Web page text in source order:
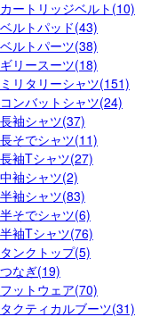
カートリッジベルト(10)
ベルトパッド(43)
ベルトパーツ(38)
ギリースーツ(18)
ミリタリーシャツ(151)
コンバットシャツ(24)
長袖シャツ(37)
長そでシャツ(11)
長袖Tシャツ(27)
中袖シャツ(2)
半袖シャツ(83)
半そでシャツ(6)
半袖Tシャツ(76)
タンクトップ(5)
つなぎ(19)
フットウェア(70)
タクティカルブーツ(31)